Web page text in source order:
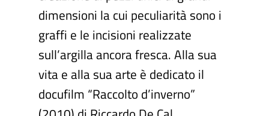
dimensioni la cui peculiarità sono i
graffi e le incisioni realizzate
sull’argilla ancora fresca. Alla sua
vita e alla sua arte è dedicato il
docufilm “Raccolto d’inverno”